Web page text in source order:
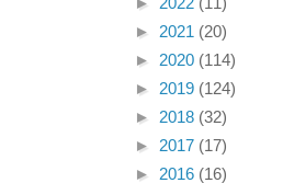
► 2022 (11)
► 2021 (20)
► 2020 (114)
► 2019 (124)
► 2018 (32)
► 2017 (17)
► 2016 (16)